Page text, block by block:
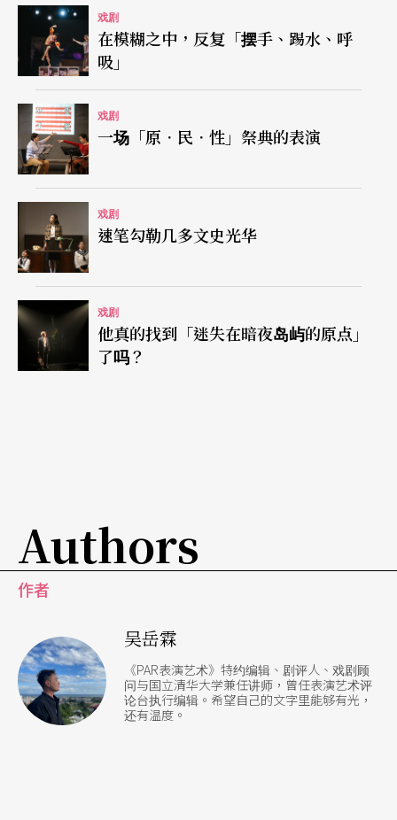
谬并加重讽刺力道之处。像是主角国强的性格，便
是所谓「沉默的大众」──相信法制、政治的功能
性与权威性，面对上位者只有服从，看到抗争认为
是扰乱秩序，感受到不公却宁可接受等。参与抗争
的强嫂，看似强悍，却在丈夫面前时而唯唯诺诺、
时而闪烁其词，反映的是夫妻的传统关系，庸俗显
而易见。典型人物的设定让演员易于发挥，不管是
否熟稔剧场的表演方法。这些人物塑造更刻意不追
求多面性与立体化，近似于「工具」去推动情节，
进一步打通背后所欲传达的主旨──或者，达到剧
场效／笑果。
视的危险边际，虽较多直指官商勾结、法制失能等
现象的抨击，借此对照国强，也带出剧作主题，但
身分的原因，依旧令人质疑。于是，观众的哄堂大
笑到底是因口音的谐拟，还是讽谕内容？或者，是
两者的彼此加成？──那么，模仿原住民语调不还
戏剧
在模糊之中，反复「摆手、踢水、呼
吸」
戏剧
一场「原．民．性」祭典的表演
戏剧
速笔勾勒几多文史光华
戏剧
他真的找到「迷失在暗夜岛屿的原点」
了吗？
Authors
作者
吴岳霖
《PAR表演艺术》特约编辑、剧评人、戏剧顾
问与国立清华大学兼任讲师，曾任表演艺术评
论台执行编辑。希望自己的文字里能够有光，
还有温度。